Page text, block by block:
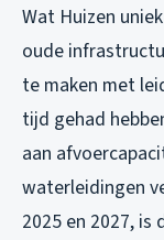
Wat Huizen
oude
te maken met
tijd gehad
aan
waterleidingen
2025 en 2027,